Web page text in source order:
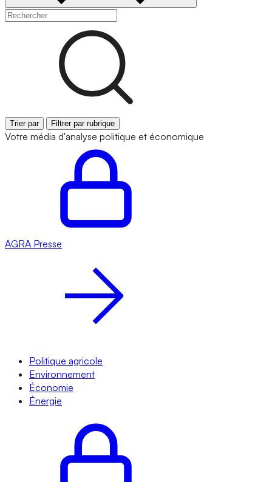
Trier par Filtrer par rubrique
Votre média d'analyse politique et économique
AGRA Presse
Politique agricole
Environnement
Économie
Énergie